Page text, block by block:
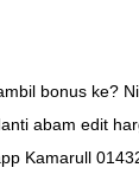
bonus ke?
abam edit
Kamarull